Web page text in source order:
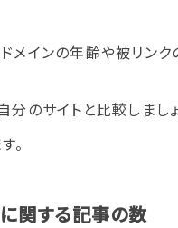
インの年齢や被リンク
のサイトと比較しまし
。
関する記事の数